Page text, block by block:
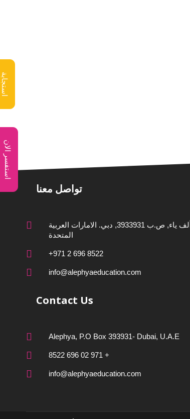
استجابة
استفسر الان
تواصل معنا
ألف ياء, ص.ب 3933931, دبي. الامارات العربية
المتحدة
8522 696 2 971+
info@alephyaeducation.com
Contact Us
Alephya, P.O Box 393931- Dubai, U.A.E
+ 971 02 696 8522
info@alephyaeducation.com